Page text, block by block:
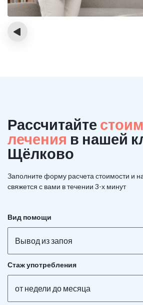
‹
Рассчитайте
лечения в нашей
Щёлково
Заполните форму расчета стоимости и
свяжется с вами в течении 3-х минут
Вид помощи
Вывод из запоя
Стаж употребления
от недели до месяца